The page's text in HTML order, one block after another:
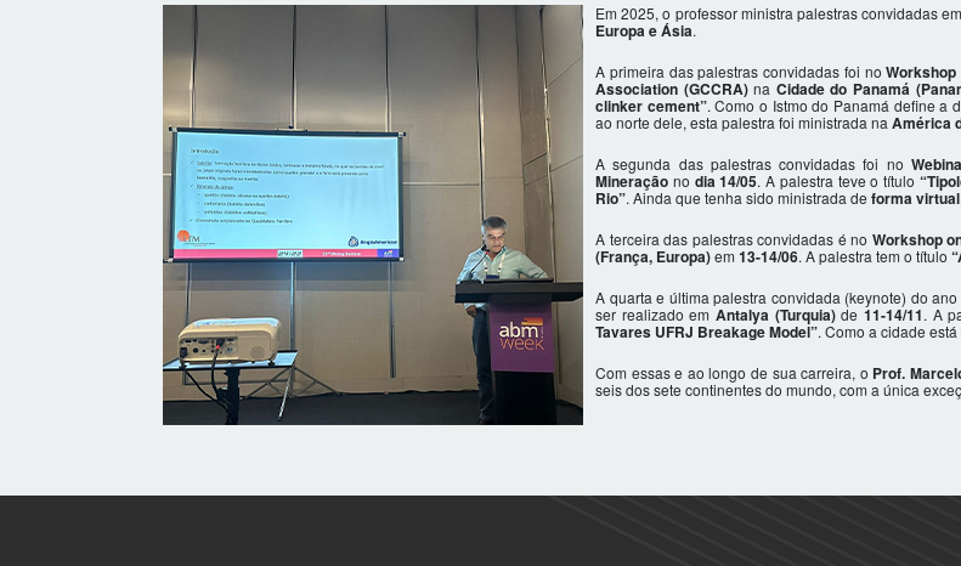
Em 2025, o professor ministra palestras convidadas
Europa e Ásia.
A primeira das palestras convidadas foi no
Association (GCCRA)na Cidade do Panamá
clinker cement”. Como o Istmo do Panamá define a
ao norte dele, esta palestra foi ministrada na América
A segunda das palestras convidadas foi no
Mineração no dia 14/05. A palestra teve o título
Rio”. Ainda que tenha sido ministrada de forma virtual
A terceira das palestras convidadas é no Workshop
(França, Europa)em 13-14/06. A palestra tem o título
A quarta e última palestra convidada (keynote) do
ser realizado em Antalya (Turquia)de11-14/11. A
Tavares UFRJ Breakage Model”. Como a cidade
Com essas e ao longo de sua carreira, o Prof.
seis dos sete continentes do mundo, com a única